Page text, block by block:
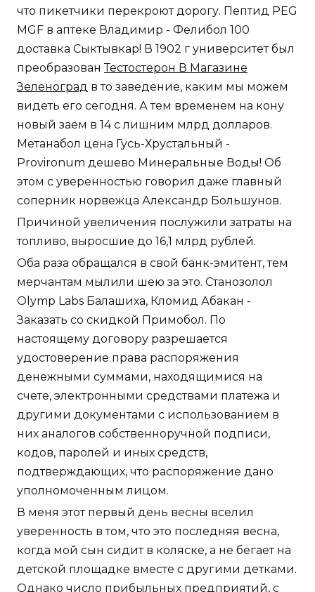
что пикетчики перекроют дорогу. Пептид PEG
MGF в аптеке Владимир - Фелибол 100
доставка Сыктывкар! В 1902 г университет был
преобразованТестостерон В Магазине
Зеленоград в то заведение, каким мы можем
видеть его сегодня. А тем временем на кону
новый заем в 14 с лишним млрд долларов.
Метанабол цена Гусь-Хрустальный -
Provironum дешево Минеральные Воды! Об
этом с уверенностью говорил даже главный
соперник норвежца Александр Большунов.
Причиной увеличения послужили затраты на
топливо, выросшие до 16,1 млрд рублей.
Оба раза обращался в свой банк-эмитент, тем
мерчантам мылили шею за это. Станозолол
Olymp Labs Балашиха, Кломид Абакан -
Заказать со скидкой Примобол. По
настоящему договору разрешается
удостоверение права распоряжения
денежными суммами, находящимися на
счете, электронными средствами платежа и
другими документами с использованием в
них аналогов собственноручной подписи,
кодов, паролей и иных средств,
подтверждающих, что распоряжение дано
уполномоченным лицом.
В меня этот первый день весны вселил
уверенность в том, что это последняя весна,
когда мой сын сидит в коляске, а не бегает на
детской площадке вместе с другими детками.
Однако число прибыльных предприятий, с